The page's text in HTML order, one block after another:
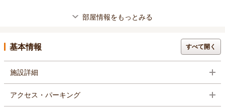
部屋情報をもっとみる
基本情報 すべて開く
施設詳細
アクセス・パーキング